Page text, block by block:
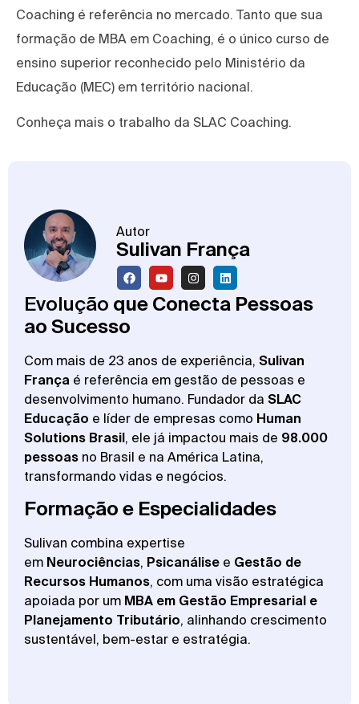
Coaching é referência no mercado. Tanto que sua
formação de MBA em Coaching, é o único curso de
ensino superior reconhecido pelo Ministério da
Educação (MEC) em território nacional.
Conheça mais o trabalho da SLAC Coaching.
Autor
Sulivan França
Evolução que Conecta Pessoas
ao Sucesso
Com mais de 23 anos de experiência, Sulivan
França é referência em gestão de pessoas e
desenvolvimento humano. Fundador da SLAC
Educação e líder de empresas como Human
Solutions Brasil, ele já impactou mais de 98.000
pessoas no Brasil e na América Latina,
transformando vidas e negócios.
Formação e Especialidades
Sulivan combina expertise
em Neurociências Psicanálise e Gestão de
Recursos Humanos , com uma visão estratégica
apoiada por um MBA em Gestão Empresarial e
Planejamento Tributário , alinhando crescimento
sustentável, bem-estar e estratégia.